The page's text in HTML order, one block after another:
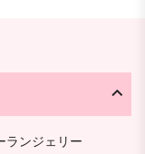
ランジェリー